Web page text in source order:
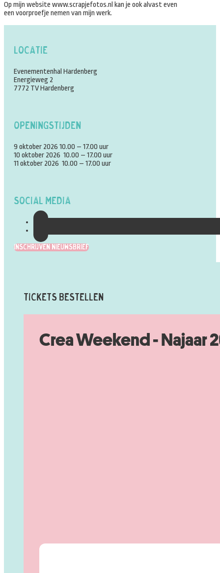
Op mijn website www.scrapjefotos.nl kan je ook alvast even
een voorproefje nemen van mijn werk.
Locatie
Evenementenhal Hardenberg
Energieweg 2
7772 TV Hardenberg
Openingstijden
9 oktober 2026 10.00 – 17.00 uur
10 oktober 2026 10.00 – 17.00 uur
11 oktober 2026 10.00 – 17.00 uur
Social Media
Inschrijven Nieuwsbrief
Tickets Bestellen